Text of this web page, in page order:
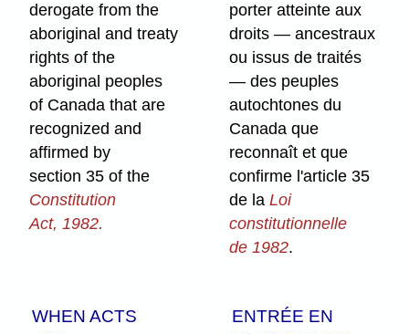
derogate from the
aboriginal and treaty
rights of the
aboriginal peoples
of Canada that are
recognized and
affirmed by
section 35 of the
Constitution
Act, 1982.
porter atteinte aux
droits — ancestraux
ou issus de traités
— des peuples
autochtones du
Canada que
reconnaît et que
confirme l'article 35
de laLoi
constitutionnelle
de 1982.
WHEN ACTS
ENTRÉE EN